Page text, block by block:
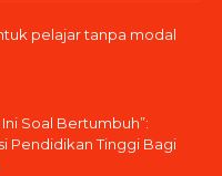
pelajar tanpa modal
Soal Bertumbuh”:
Pendidikan Tinggi Bagi